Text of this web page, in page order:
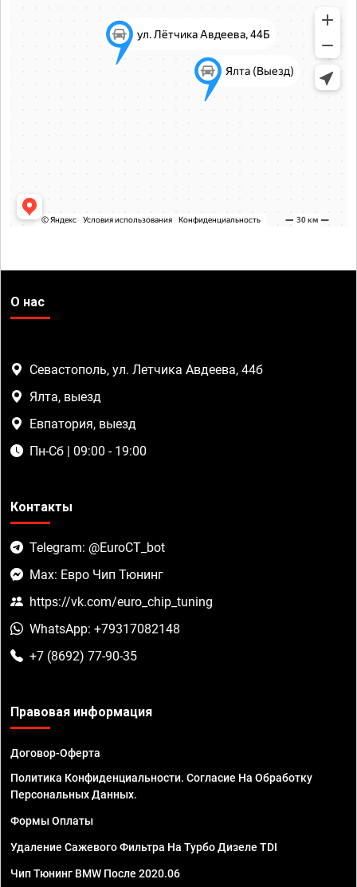
О нас
Севастополь, ул. Летчика Авдеева, 44б
Ялта, выезд
Евпатория, выезд
Пн-Сб | 09:00 - 19:00
Контакты
Telegram: @EuroCT_bot
Max: Евро Чип Тюнинг
https://vk.com/euro_chip_tuning
WhatsApp: +79317082148
+7 (8692) 77-90-35
Правовая информация
Договор-Оферта
Политика Конфиденциальности. Согласие На Обработку
Персональных Данных.
Формы Оплаты
Удаление Сажевого Фильтра На Турбо Дизеле TDI
Чип Тюнинг BMW После 2020.06